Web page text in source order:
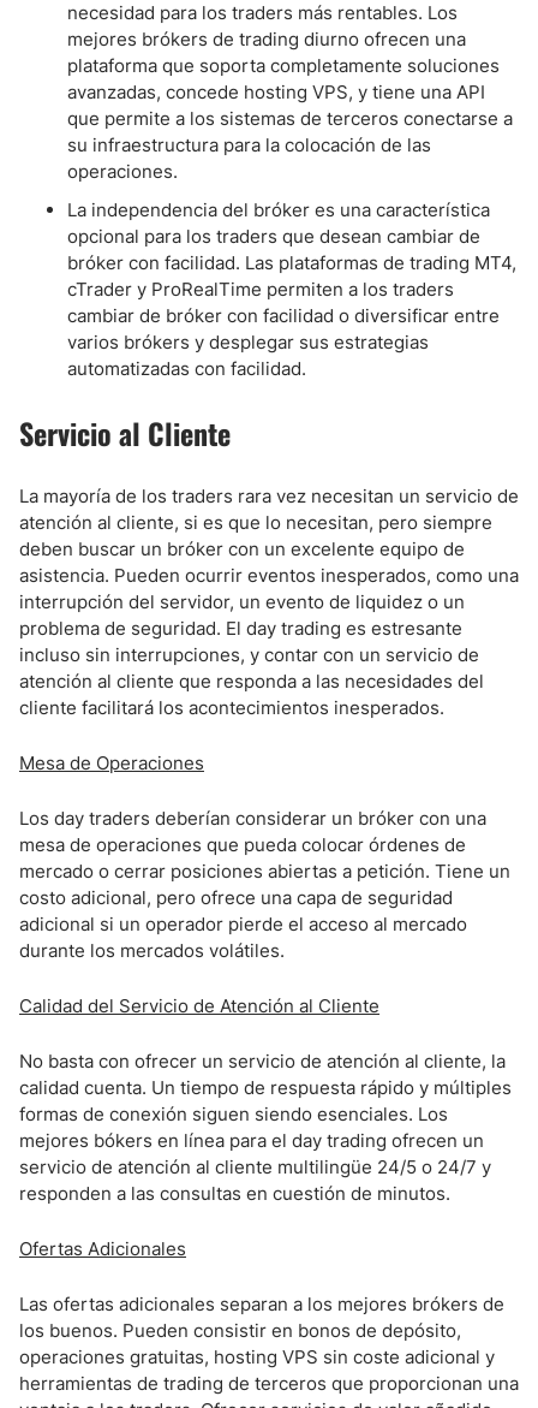
necesidad para los traders más rentables. Los
mejores brókers de trading diurno ofrecen una
plataforma que soporta completamente soluciones
avanzadas, concede hosting VPS, y tiene una API
que permite a los sistemas de terceros conectarse a
su infraestructura para la colocación de las
operaciones.
La independencia del bróker es una característica
opcional para los traders que desean cambiar de
bróker con facilidad. Las plataformas de trading MT4,
cTrader y ProRealTime permiten a los traders
cambiar de bróker con facilidad o diversificar entre
varios brókers y desplegar sus estrategias
automatizadas con facilidad.
Servicio al Cliente
La mayoría de los traders rara vez necesitan un servicio de
atención al cliente, si es que lo necesitan, pero siempre
deben buscar un bróker con un excelente equipo de
asistencia. Pueden ocurrir eventos inesperados, como una
interrupción del servidor, un evento de liquidez o un
problema de seguridad. El day trading es estresante
incluso sin interrupciones, y contar con un servicio de
atención al cliente que responda a las necesidades del
cliente facilitará los acontecimientos inesperados.
Mesa de Operaciones
Los day traders deberían considerar un bróker con una
mesa de operaciones que pueda colocar órdenes de
mercado o cerrar posiciones abiertas a petición. Tiene un
costo adicional, pero ofrece una capa de seguridad
adicional si un operador pierde el acceso al mercado
durante los mercados volátiles.
Calidad del Servicio de Atención al Cliente
No basta con ofrecer un servicio de atención al cliente, la
calidad cuenta. Un tiempo de respuesta rápido y múltiples
formas de conexión siguen siendo esenciales. Los
mejores bókers en línea para el day trading ofrecen un
servicio de atención al cliente multilingüe 24/5 o 24/7 y
responden a las consultas en cuestión de minutos.
Ofertas Adicionales
Las ofertas adicionales separan a los mejores brókers de
los buenos. Pueden consistir en bonos de depósito,
operaciones gratuitas, hosting VPS sin coste adicional y
herramientas de trading de terceros que proporcionan una